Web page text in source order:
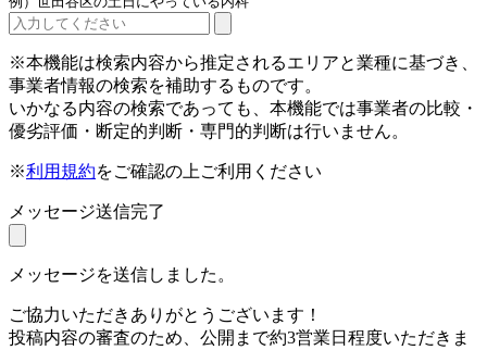
※本機能は検索内容から推定されるエリアと業種に基づき、
事業者情報の検索を補助するものです。
いかなる内容の検索であっても、本機能では事業者の比較・
優劣評価・断定的判断・専門的判断は行いません。
※利用規約をご確認の上ご利用ください
メッセージ送信完了
メッセージを送信しました。
ご協力いただきありがとうございます！
投稿内容の審査のため、公開まで約3営業日程度いただきま